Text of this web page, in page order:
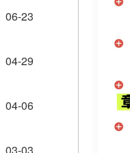
06-23
04-29
04-06